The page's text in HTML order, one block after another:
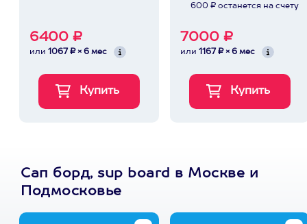
6400 ₽
или 1067 ₽ × 6 мес
600 ₽ останется на счету
7000 ₽
или 1167 ₽ × 6 мес
Сап борд, sup board в Москве и
Подмосковье